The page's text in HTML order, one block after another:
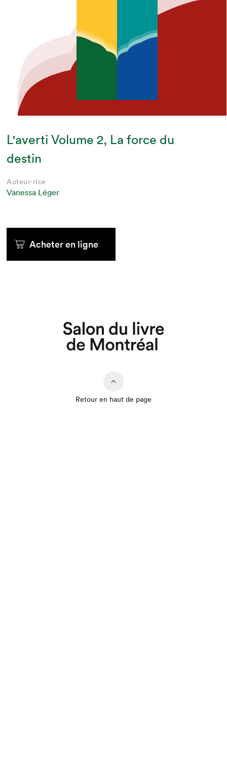
L'averti Volume 2, La force du
destin
Auteur·rice
Vanessa Léger
Acheter en ligne
Retour en haut de page